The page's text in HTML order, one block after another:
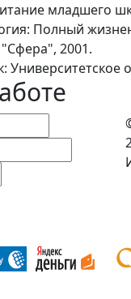
младшего
Полный
2001.